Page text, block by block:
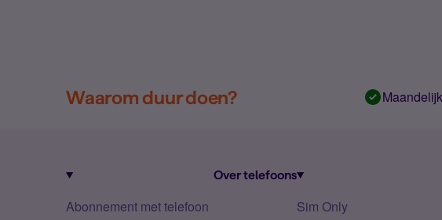
Waarom duur doen?
Over telefoons
Abonnement met telefoon Sim Only